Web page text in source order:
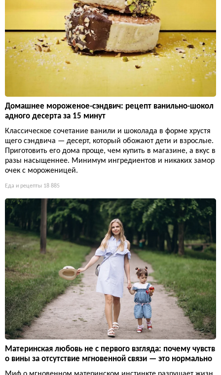
Домашнее мороженое-сэндвич: рецепт ванильно-шокол
адного десерта за 15 минут
Классическое сочетание ванили и шоколада в форме хрустя
щего сэндвича — десерт, который обожают дети и взрослые.
Приготовить его дома проще, чем купить в магазине, а вкус в
разы насыщеннее. Минимум ингредиентов и никаких замор
очек с мороженицей.
Еда и рецепты 18 885
Материнская любовь не с первого взгляда: почему чувств
о вины за отсутствие мгновенной связи — это нормально